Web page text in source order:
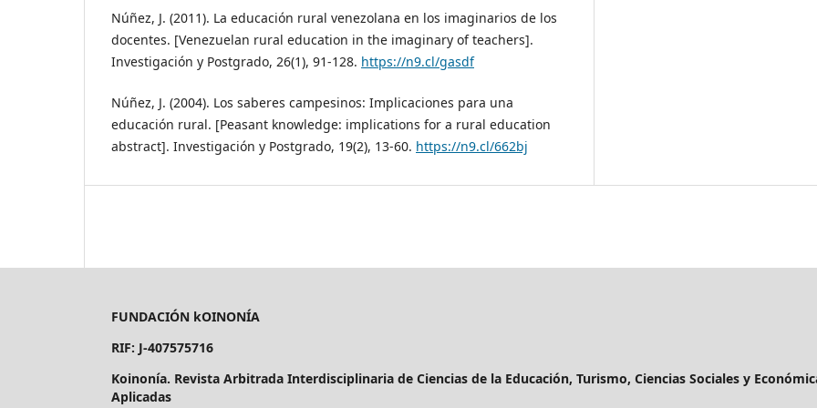
Núñez, J. (2011). La educación rural venezolana en los imaginarios de los
docentes. [Venezuelan rural education in the imaginary of teachers].
Investigación y Postgrado, 26(1), 91-128. https://n9.cl/gasdf
Núñez, J. (2004). Los saberes campesinos: Implicaciones para una
educación rural. [Peasant knowledge: implications for a rural education
abstract]. Investigación y Postgrado, 19(2), 13-60. https://n9.cl/662bj
FUNDACIÓN kOINONÍA
RIF: J-407575716
Koinonía. Revista Arbitrada Interdisciplinaria de Ciencias de la Educación, Turismo, Ciencias Sociales y
Aplicadas